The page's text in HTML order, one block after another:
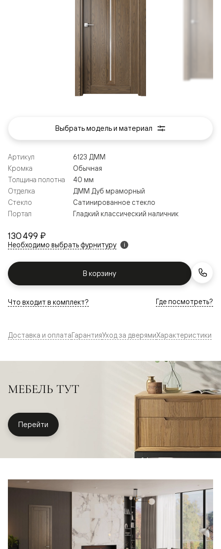
130 499 ₽
Необходимо выбрать фурнитуру i
В корзину
Артикул
6123 ДММ
Кромка
Обычная
Толщина полотна
40 мм
Отделка
ДММ Дуб мраморный
Стекло
Сатинированное стекло
Портал
Гладкий классический наличник
Что входит в комплект? Где посмотреть?
Выбрать модель и материал
Доставка и оплатаГарантияУход за дверямиХарактеристики
МЕБЕЛЬ ТУТ
Перейти